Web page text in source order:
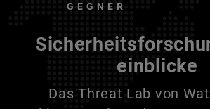
GEGNER
einblicke
Das Threat Lab von